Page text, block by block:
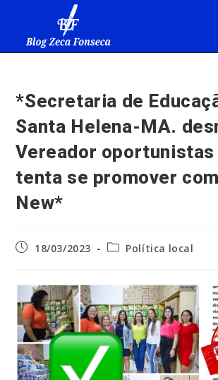
*Secretaria de
Santa Helena-MA.
Vereador oportunistas
tenta se promover
New*
Post18/03/2023
Categoria
Política local